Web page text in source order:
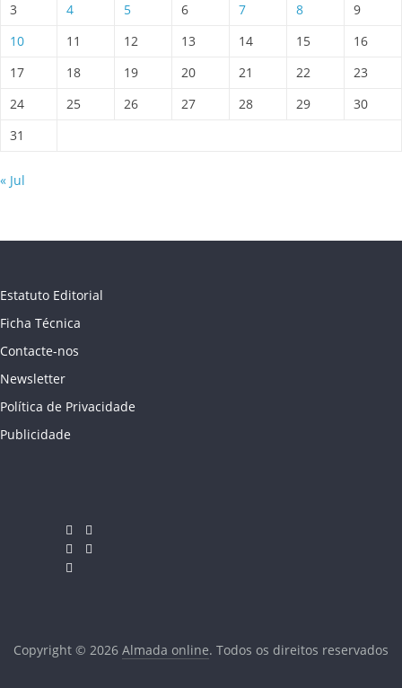
3
4 5 6 7 8
9
10
11 12 13 14 15
16
17
18 19 20 21 22
23
24
25 26 27 28 29
30
31
« Jul
Estatuto Editorial
Ficha Técnica
Contacte-nos
Newsletter
Política de Privacidade
Publicidade
Copyright © 2026 Almada online. Todos os direitos reservados